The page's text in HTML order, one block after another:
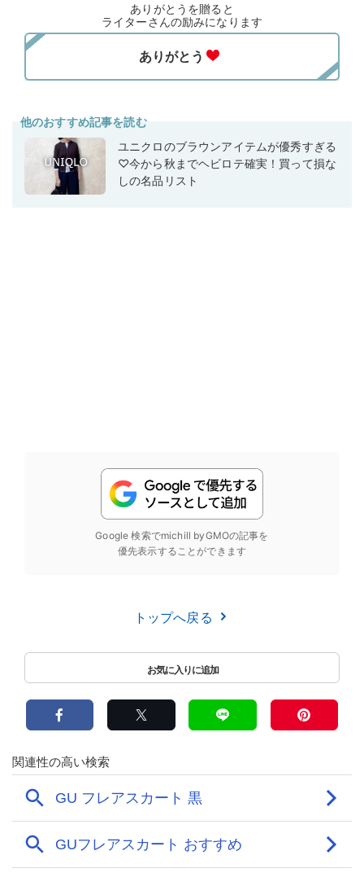
ありがとうを贈ると
ライターさんの励みになります
他のおすすめ記事を読む
ユニクロのブラウンアイテムが優秀すぎる
♡今から秋までヘビロテ確実！買って損な
しの名品リスト
Google 検索でmichill byGMOの記事を
優先表示することができます
トップへ戻る